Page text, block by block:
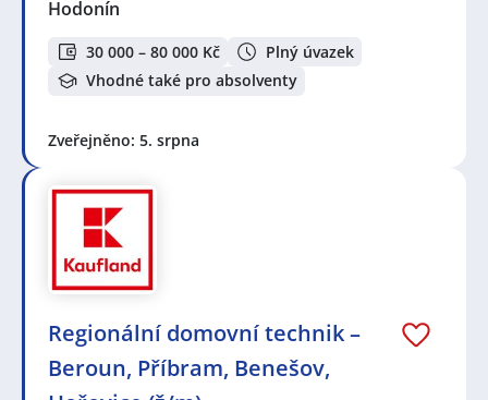
Hodonín
30 000 – 80 000 Kč
Plný úvazek
Vhodné také pro absolventy
Zveřejněno: 5. srpna
Regionální domovní technik –
Beroun, Příbram, Benešov,